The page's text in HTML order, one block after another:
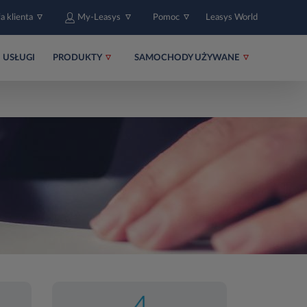
klienta My-Leasys Pomoc Leasys World
USŁUGI PRODUKTY SAMOCHODY UŻYWANE